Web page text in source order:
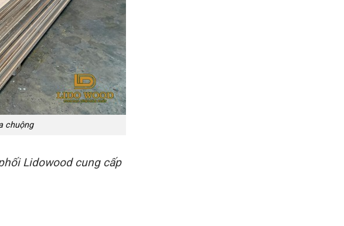
chuộng
Lidowood cung cấp